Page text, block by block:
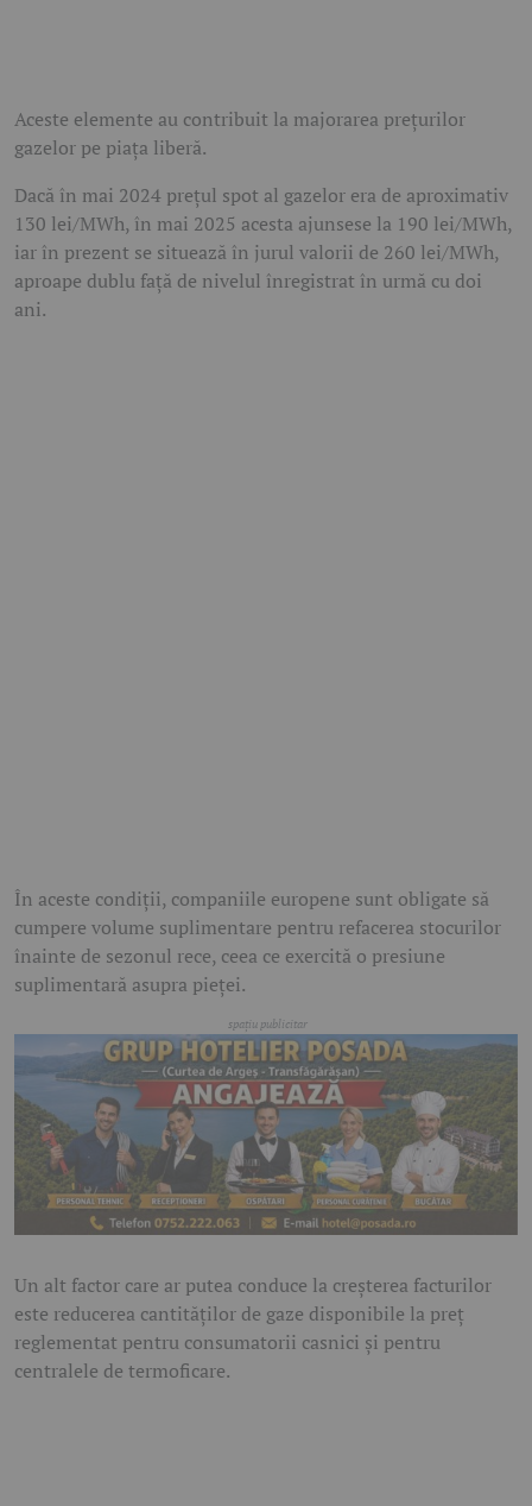
Aceste elemente au contribuit la majorarea prețurilor
gazelor pe piața liberă.
Dacă în mai 2024 prețul spot al gazelor era de aproximativ
130 lei/MWh, în mai 2025 acesta ajunsese la 190 lei/MWh,
iar în prezent se situează în jurul valorii de 260 lei/MWh,
aproape dublu față de nivelul înregistrat în urmă cu doi
ani.
În aceste condiții, companiile europene sunt obligate să
cumpere volume suplimentare pentru refacerea stocurilor
înainte de sezonul rece, ceea ce exercită o presiune
suplimentară asupra pieței.
Un alt factor care ar putea conduce la creșterea facturilor
este reducerea cantităților de gaze disponibile la preț
reglementat pentru consumatorii casnici și pentru
centralele de termoficare.